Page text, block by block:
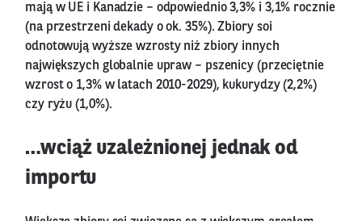
mają w UE i Kanadzie – odpowiednio 3,3% i 3,1% rocznie
(na przestrzeni dekady o ok. 35%). Zbiory soi
odnotowują wyższe wzrosty niż zbiory innych
największych globalnie upraw – pszenicy (przeciętnie
wzrost o 1,3% w latach 2010-2029), kukurydzy (2,2%)
czy ryżu (1,0%).
…wciąż uzależnionej jednak od
importu